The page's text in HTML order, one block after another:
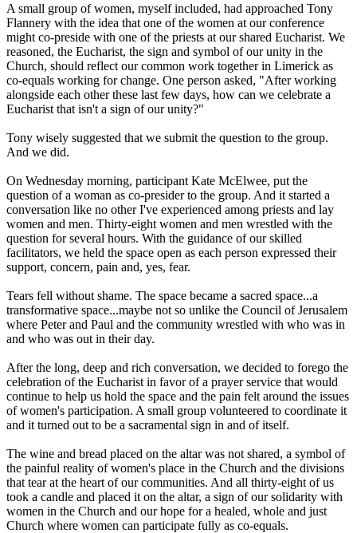
A small group of women, myself included, had approached Tony
Flannery with the idea that one of the women at our conference
might co-preside with one of the priests at our shared Eucharist. We
reasoned, the Eucharist, the sign and symbol of our unity in the
Church, should reflect our common work together in Limerick as
co-equals working for change. One person asked, "After working
alongside each other these last few days, how can we celebrate a
Eucharist that isn't a sign of our unity?"
Tony wisely suggested that we submit the question to the group.
And we did.
On Wednesday morning, participant Kate McElwee, put the
question of a woman as co-presider to the group. And it started a
conversation like no other I've experienced among priests and lay
women and men. Thirty-eight women and men wrestled with the
question for several hours. With the guidance of our skilled
facilitators, we held the space open as each person expressed their
support, concern, pain and, yes, fear.
Tears fell without shame. The space became a sacred space...a
transformative space...maybe not so unlike the Council of Jerusalem
where Peter and Paul and the community wrestled with who was in
and who was out in their day.
After the long, deep and rich conversation, we decided to forego the
celebration of the Eucharist in favor of a prayer service that would
continue to help us hold the space and the pain felt around the issues
of women's participation. A small group volunteered to coordinate it
and it turned out to be a sacramental sign in and of itself.
The wine and bread placed on the altar was not shared, a symbol of
the painful reality of women's place in the Church and the divisions
that tear at the heart of our communities. And all thirty-eight of us
took a candle and placed it on the altar, a sign of our solidarity with
women in the Church and our hope for a healed, whole and just
Church where women can participate fully as co-equals.